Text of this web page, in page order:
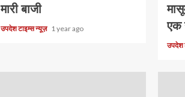
मारी बाजी
उपदेश टाइम्स न्यूज़ 1 year ago
एक
उपदेश